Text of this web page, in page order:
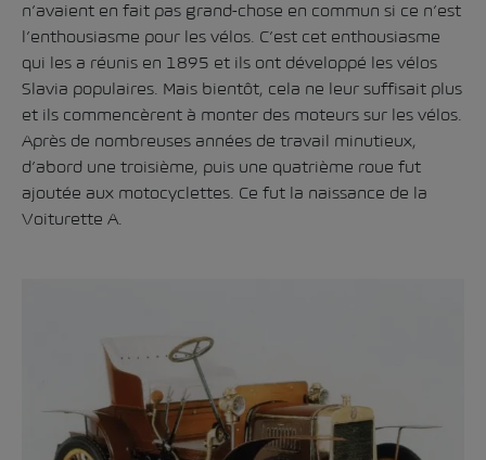
n’avaient en fait pas grand-chose en commun si ce n’est
l’enthousiasme pour les vélos. C’est cet enthousiasme
qui les a réunis en 1895 et ils ont développé les vélos
Slavia populaires. Mais bientôt, cela ne leur suffisait plus
et ils commencèrent à monter des moteurs sur les vélos.
Après de nombreuses années de travail minutieux,
d’abord une troisième, puis une quatrième roue fut
ajoutée aux motocyclettes. Ce fut la naissance de la
Voiturette A.